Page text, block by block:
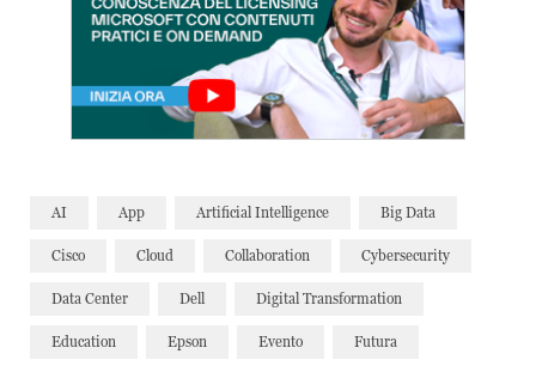
AI App Artificial Intelligence Big Data
Cisco Cloud Collaboration Cybersecurity
Data Center Dell Digital Transformation
Education Epson Evento Futura